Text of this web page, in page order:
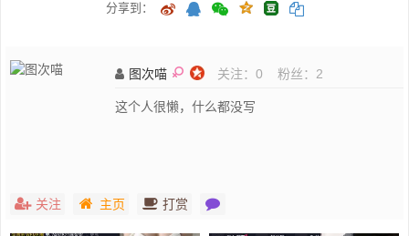
分享到：
图次喵 关注： 0 粉丝： 2
这个人很懒，什么都没写
关注 主页 打赏